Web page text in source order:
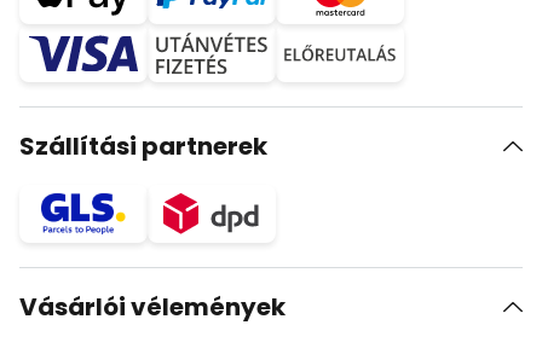
Szállítási partnerek
Vásárlói vélemények